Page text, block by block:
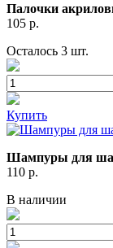
Палочки
105 р.
Осталось 3 шт.
Купить
Шампуры для
110 р.
В наличии